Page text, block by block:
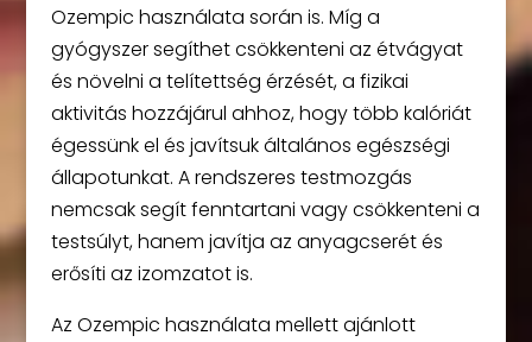
Ozempic használata során is. Míg a
gyógyszer segíthet csökkenteni az étvágyat
és növelni a telítettség érzését, a fizikai
aktivitás hozzájárul ahhoz, hogy több kalóriát
égessünk el és javítsuk általános egészségi
állapotunkat. A rendszeres testmozgás
nemcsak segít fenntartani vagy csökkenteni a
testsúlyt, hanem javítja az anyagcserét és
erősíti az izomzatot is.
Az Ozempic használata mellett ajánlott